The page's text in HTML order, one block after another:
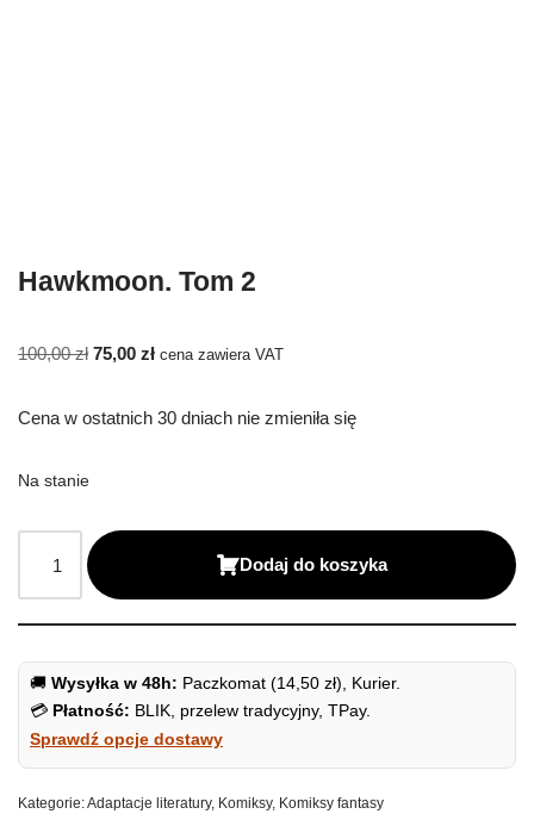
Hawkmoon. Tom 2
100,00zł 75,00 zł cena zawiera VAT
Cena w ostatnich 30 dniach nie zmieniła się
Na stanie
Dodaj do koszyka
🚚 Wysyłka w 48h: Paczkomat (14,50 zł), Kurier.
💳 Płatność: BLIK, przelew tradycyjny, TPay.
Sprawdź opcje dostawy
Kategorie:Adaptacje literatury, Komiksy, Komiksy fantasy